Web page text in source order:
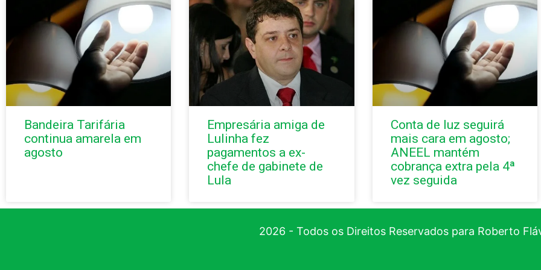
Bandeira Tarifária
continua amarela em
agosto
Empresária amiga de
Lulinha fez
pagamentos a ex-
chefe de gabinete de
Lula
Conta de luz seguirá
mais cara em agosto;
ANEEL mantém
cobrança extra pela 4ª
vez seguida
2026 - Todos os Direitos Reservados para Roberto